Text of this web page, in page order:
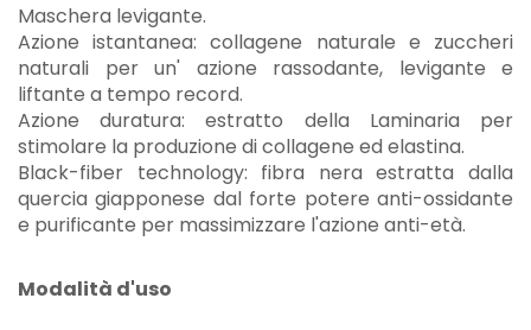
Maschera levigante.
Azione istantanea: collagene naturale e zuccheri
naturali per un' azione rassodante, levigante e
liftante a tempo record.
Azione duratura: estratto della Laminaria per
stimolare la produzione di collagene ed elastina.
Black-fiber technology: fibra nera estratta dalla
quercia giapponese dal forte potere anti-ossidante
e purificante per massimizzare l'azione anti-età.
Modalità d'uso